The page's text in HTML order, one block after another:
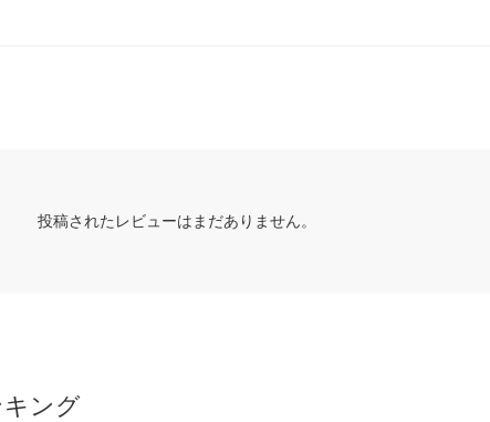
投稿されたレビューはまだありません。
ング